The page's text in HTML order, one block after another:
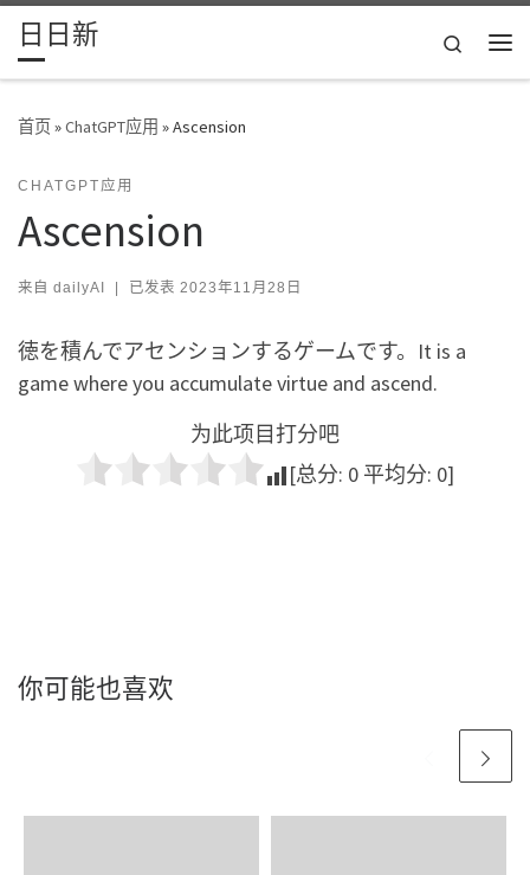
Skip to content
日日新
Search
首页»ChatGPT应用 »Ascension
CHATGPT应用
Ascension
来自 dailyAI | 已发表 2023年11月28日
徳を積んでアセンションするゲームです。It is a
game where you accumulate virtue and ascend.
为此项目打分吧
[总分: 0 平均分: 0]
你可能也喜欢